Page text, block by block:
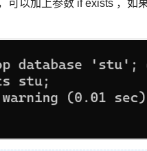
以加上参数 if exists ，如